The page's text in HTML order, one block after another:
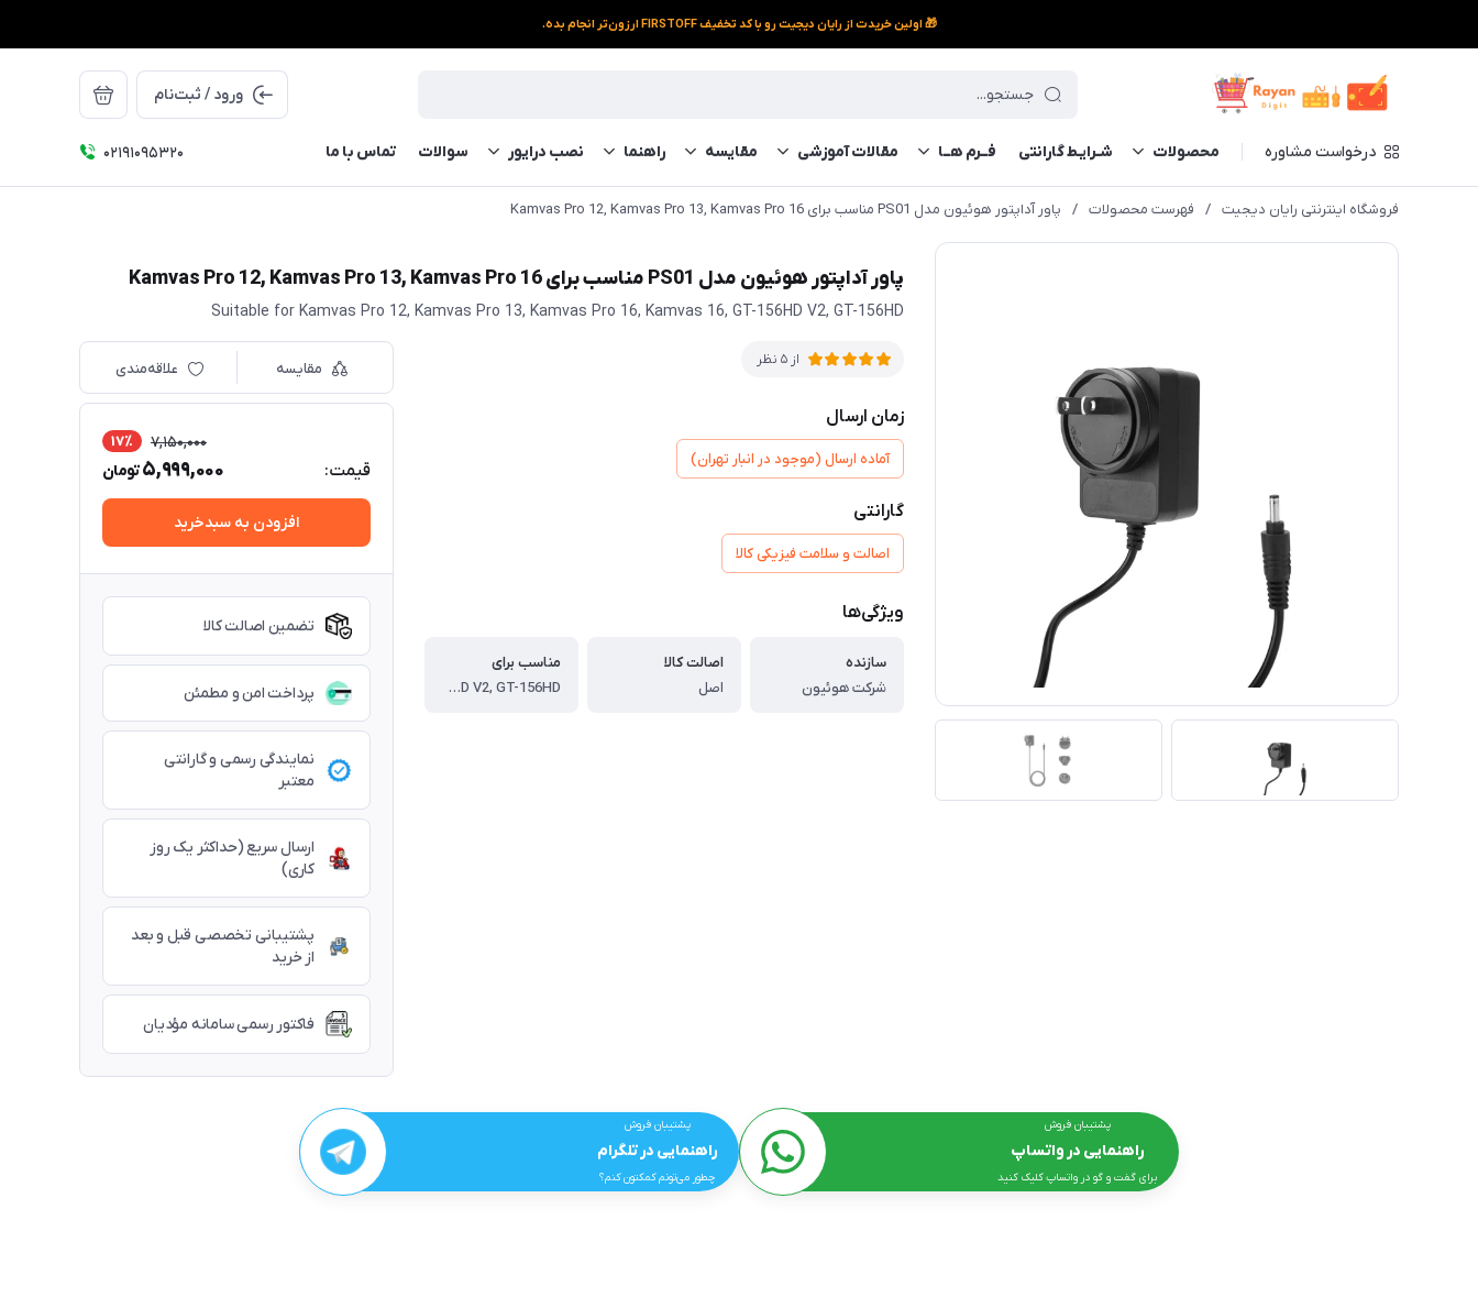
🎁 اولین خریدت از رایان دیجیت رو با کد تخفیف FIRSTOFF ارزون‌تر انجام بده.
ورود / ثبت‌نام
درخواست مشاوره محصولات شـرایـط گارانتی فــرم‌ هــا مقالات آموزشی مقایسه راهنما نصب درایور سوالات تماس با ما ۰۲۱91095320
فروشگاه اینترنتی رایان دیجیت / فهرست محصولات / پاور آداپتور هوئیون مدل PS01 مناسب برای Kamvas Pro 12, Kamvas Pro 13, Kamvas Pro 16
پاور آداپتور هوئیون مدل PS01 مناسب برای Kamvas Pro 12, Kamvas Pro 13, Kamvas Pro 16
Suitable for Kamvas Pro 12, Kamvas Pro 13, Kamvas Pro 16, Kamvas 16, GT-156HD V2, GT-156HD
از 5 نظر
زمان ارسال
آماده ارسال (موجود در انبار تهران)
گارانتی
اصالت و سلامت فیزیکی کالا
ویژگی‌ها
سازنده
شرکت هوئیون
اصالت کالا
اصل
مناسب برای
Suitable for Kamvas Pro 12, Kamvas Pro 13, Kamvas Pro 16, Kamvas 16(old), GT-156HD V2, GT-156HD
مقایسه علاقه‌مندی
قیمت:
7,150,000 17٪
5,999,000تومان
افزودن به سبدخرید
تضمین اصالت کالا
پرداخت امن و مطمئن
نمایندگی رسمی و گارانتی
معتبر
ارسال سریع (حداکثر یک روز
کاری)
پشتیبانی تخصصی قبل و بعد
از خرید
فاکتور رسمی سامانه مؤدیان
پشتیبان فروش
راهنمایی در واتساپ
برای گفت و گو در واتساپ کلیک کنید
پشتیبان فروش
راهنمایی در تلگرام
چطور می‌تونم کمکتون کنم؟